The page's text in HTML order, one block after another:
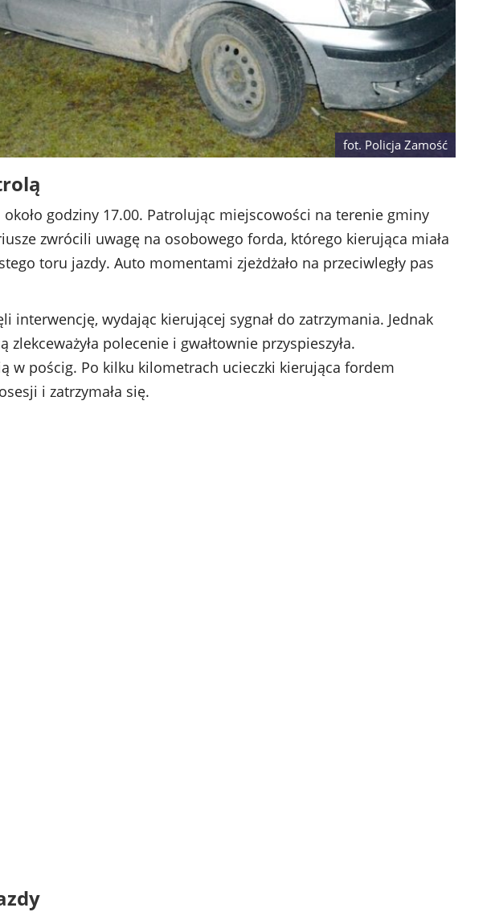
fot. Policja Zamość
około godziny 17.00. Patrolując miejscowości na terenie gminy
zwrócili uwagę na osobowego forda, którego kierująca miała
toru jazdy. Auto momentami zjeżdżało na przeciwległy pas
interwencję, wydając kierującej sygnał do zatrzymania. Jednak
zlekceważyła polecenie i gwałtownie przyspieszyła.
w pościg. Po kilku kilometrach ucieczki kierująca fordem
i zatrzymała się.